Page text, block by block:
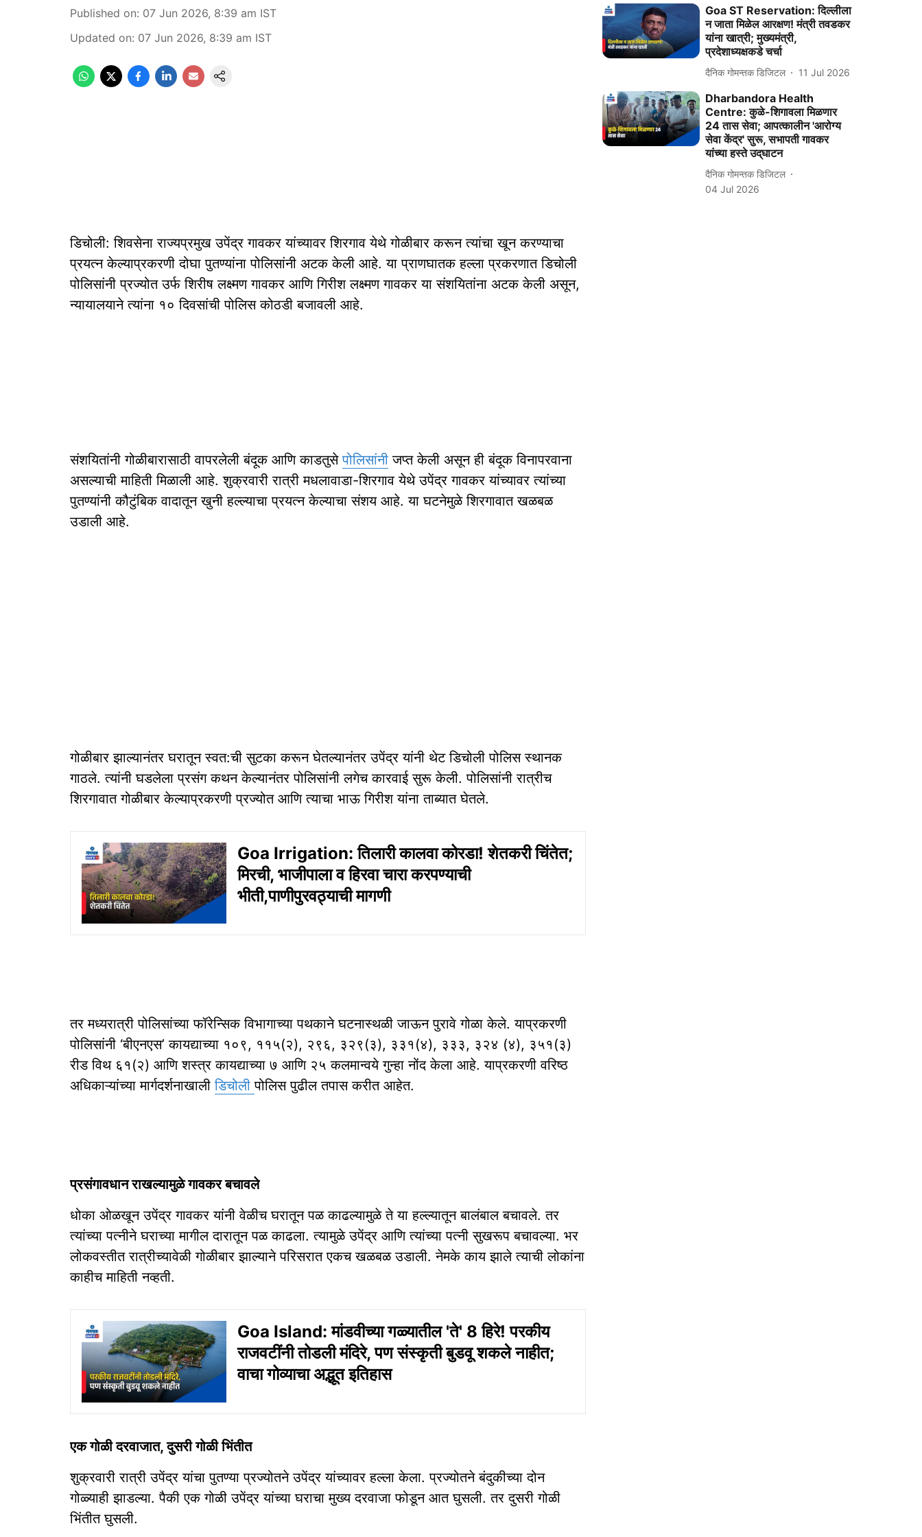
Published on: 07 Jun 2026, 8:39 am IST
Updated on: 07 Jun 2026, 8:39 am IST
डिचोली: शिवसेना राज्यप्रमुख उपेंद्र गावकर यांच्यावर शिरगाव येथे गोळीबार करून त्यांचा खून करण्याचा
प्रयत्न केल्याप्रकरणी दोघा पुतण्यांना पोलिसांनी अटक केली आहे. या प्राणघातक हल्ला प्रकरणात डिचोली
पोलिसांनी प्रज्योत उर्फ शिरीष लक्ष्मण गावकर आणि गिरीश लक्ष्मण गावकर या संशयितांना अटक केली असून,
न्यायालयाने त्यांना १० दिवसांची पोलिस कोठडी बजावली आहे.
संशयितांनी गोळीबारासाठी वापरलेली बंदूक आणि काडतुसेपोलिसांनी जप्त केली असून ही बंदूक विनापरवाना
असल्याची माहिती मिळाली आहे. शुक्रवारी रात्री मधलावाडा-शिरगाव येथे उपेंद्र गावकर यांच्यावर त्यांच्या
पुतण्यांनी कौटुंबिक वादातून खुनी हल्ल्याचा प्रयत्न केल्याचा संशय आहे. या घटनेमुळे शिरगावात खळबळ
उडाली आहे.
गोळीबार झाल्यानंतर घरातून स्वत:ची सुटका करून घेतल्यानंतर उपेंद्र यांनी थेट डिचोली पोलिस स्थानक
गाठले. त्यांनी घडलेला प्रसंग कथन केल्यानंतर पोलिसांनी लगेच कारवाई सुरू केली. पोलिसांनी रात्रीच
शिरगावात गोळीबार केल्याप्रकरणी प्रज्योत आणि त्याचा भाऊ गिरीश यांना ताब्यात घेतले.
Goa Irrigation: तिलारी कालवा कोरडा! शेतकरी चिंतेत;
मिरची, भाजीपाला व हिरवा चारा करपण्याची
भीती,पाणीपुरवठ्याची मागणी
तर मध्यरात्री पोलिसांच्या फॉरेन्सिक विभागाच्या पथकाने घटनास्थळी जाऊन पुरावे गोळा केले. याप्रकरणी
पोलिसांनी ‘बीएनएस’ कायद्याच्या १०९, ११५(२), २९६, ३२९(३), ३३१(४), ३३३, ३२४ (४), ३५१(३)
रीड विथ ६१(२) आणि शस्त्र कायद्याच्या ७ आणि २५ कलमान्वये गुन्हा नोंद केला आहे. याप्रकरणी वरिष्ठ
अधिकाऱ्यांच्या मार्गदर्शनाखालीडिचोलीपोलिस पुढील तपास करीत आहेत.
प्रसंगावधान राखल्यामुळे गावकर बचावले
धोका ओळखून उपेंद्र गावकर यांनी वेळीच घरातून पळ काढल्यामुळे ते या हल्ल्यातून बालंबाल बचावले. तर
त्यांच्या पत्नीने घराच्या मागील दारातून पळ काढला. त्यामुळे उपेंद्र आणि त्यांच्या पत्नी सुखरूप बचावल्या. भर
लोकवस्तीत रात्रीच्यावेळी गोळीबार झाल्याने परिसरात एकच खळबळ उडाली. नेमके काय झाले त्याची लोकांना
काहीच माहिती नव्हती.
Goa Island: मांडवीच्या गळ्यातील 'ते' 8 हिरे! परकीय
राजवटींनी तोडली मंदिरे, पण संस्कृती बुडवू शकले नाहीत;
वाचा गोव्याचा अद्भूत इतिहास
एक गोळी दरवाजात, दुसरी गोळी भिंतीत
शुक्रवारी रात्री उपेंद्र यांचा पुतण्या प्रज्योतने उपेंद्र यांच्यावर हल्ला केला. प्रज्योतने बंदुकीच्या दोन
गोळ्याही झाडल्या. पैकी एक गोळी उपेंद्र यांच्या घराचा मुख्य दरवाजा फोडून आत घुसली. तर दुसरी गोळी
भिंतीत घुसली.
Goa ST Reservation: दिल्लीला
न जाता मिळेल आरक्षण! मंत्री तवडकर
यांना खात्री; मुख्यमंत्री,
प्रदेशाध्यक्षकडे चर्चा
दैनिक गोमन्तक डिजिटल 11 Jul 2026
Dharbandora Health
Centre: कुळे-शिगावला मिळणार
24 तास सेवा; आपत्कालीन 'आरोग्य
सेवा केंद्र' सुरू, सभापती गावकर
यांच्या हस्ते उद्‌घाटन
दैनिक गोमन्तक डिजिटल
04 Jul 2026